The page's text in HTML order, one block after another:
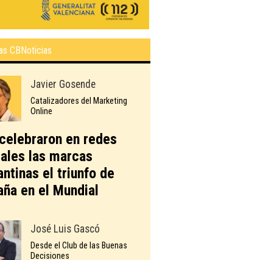
CBNoticias
Javier Gosende
Catalizadores del Marketing
Online
en redes
las marcas
el triunfo de
en el Mundial
José Luis Gascó
Desde el Club de las Buenas
Decisiones